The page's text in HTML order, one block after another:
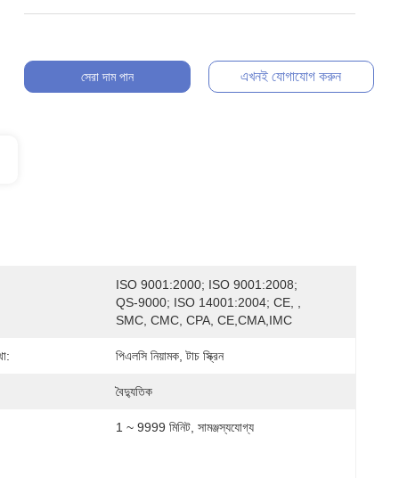
সেরা দাম পান এখনই যোগাযোগ করুন
ISO 9001:2000; ISO 9001:2008;
QS-9000; ISO 14001:2004; CE, ,
SMC, CMC, CPA, CE,CMA,IMC
পিএলসি নিয়ামক, টাচ স্ক্রিন
বৈদ্যুতিক
1 ~ 9999 মিনিট, সামঞ্জস্যযোগ্য